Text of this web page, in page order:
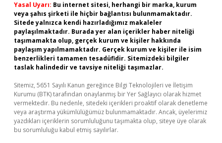
Yasal Uyarı: Bu internet sitesi, herhangi bir marka, kurum
veya şahıs şirketi ile hiçbir bağlantısı bulunmamaktadır.
Sitede yalnızca kendi hazırladığımız makaleler
paylaşılmaktadır. Burada yer alan içerikler haber niteliği
taşımamakta olup, gerçek kurum ve kişiler hakkında
paylaşım yapılmamaktadır. Gerçek kurum ve kişiler ile isim
benzerlikleri tamamen tesadüfidir. Sitemizdeki bilgiler
taslak halindedir ve tavsiye niteliği taşımazlar.
Sitemiz, 5651 Sayılı Kanun gereğince Bilgi Teknolojileri ve İletişim
Kurumu (BTK) tarafından onaylanmış bir Yer Sağlayıcı olarak hizmet
vermektedir. Bu nedenle, sitedeki içerikleri proaktif olarak denetleme
veya araştırma yükümlülüğümüz bulunmamaktadır. Ancak, üyelerimiz
yazdıkları içeriklerin sorumluluğunu taşımakta olup, siteye üye olarak
bu sorumluluğu kabul etmiş sayılırlar.